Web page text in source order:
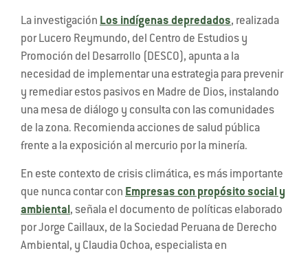
La investigación Los indígenas depredados, realizada
por Lucero Reymundo, del Centro de Estudios y
Promoción del Desarrollo (DESCO), apunta a la
necesidad de implementar una estrategia para prevenir
y remediar estos pasivos en Madre de Dios, instalando
una mesa de diálogo y consulta con las comunidades
de la zona. Recomienda acciones de salud pública
frente a la exposición al mercurio por la minería.
En este contexto de crisis climática, es más importante
que nunca contar con Empresas con propósito social y
ambiental, señala el documento de políticas elaborado
por Jorge Caillaux, de la Sociedad Peruana de Derecho
Ambiental, y Claudia Ochoa, especialista en